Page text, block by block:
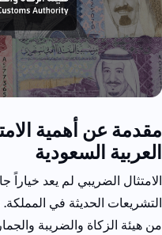
مقدمة عن أهمية
العربية السعودية
الامتثال الضريبي لم يعد خياراً
التشريعات الحديثة في
من هيئة الزكاة والضريبة